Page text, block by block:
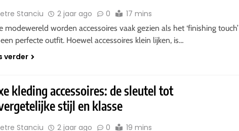
Stanciu 2 jaar ago 0 17 mins
modewereld worden accessoires vaak gezien als het ‘finishing touch’
perfecte outfit. Hoewel accessoires klein lijken, is…
verder
kleding accessoires: de sleutel tot
stijl en klasse
Stanciu 2 jaar ago 0 19 mins